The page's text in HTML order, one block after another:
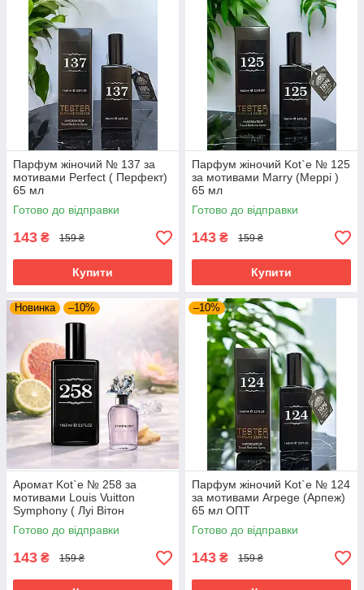
Парфум жіночий № 137 за
мотивами Perfect ( Перфект)
65 мл
Готово до відправки
143 ₴ 159 ₴
Купити
Парфум жіночий Kot`e № 125
за мотивами Marry (Меррі )
65 мл
Готово до відправки
143 ₴ 159 ₴
Купити
Новинка –10%
Аромат Kot`e № 258 за
мотивами Louis Vuitton
Symphony ( Луі Вітон
Симфонія) 65 мл
Готово до відправки
143 ₴ 159 ₴
–10%
Парфум жіночий Kot`e № 124
за мотивами Arpege (Арпеж)
65 мл ОПТ
Готово до відправки
143 ₴ 159 ₴